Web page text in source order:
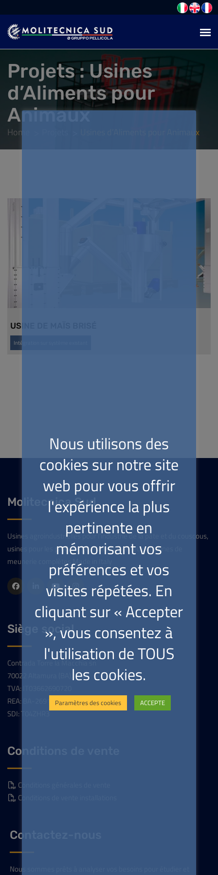
Projets :Usines
d’Aliments pour
Animaux
Home Usines d’Aliments pour Animaux
USINE DE MAÏS BRISÉ
Intégration sur système existant
Molitecnica Sud
Usines agroindustrielles pour l’industrie de la pâte et du couscous,
usines pour les produits granulaires/farineux et usines de
meunerie complètes Made in Italy
Siège social
Contrada Torre la Macchia sn
70022 Altamura (BA), Italie
TVA: IT03662690720
REA: BA-269154
SDI: T04ZHR3
Conditions de vente
Conditions générales de vente
Conditions de vente installations
Contactez-nous
Nous sommes prêts à analyser vos besoins pour étudier et
Nous utilisons des
cookies sur notre site
web pour vous offrir
l'expérience la plus
pertinente en
mémorisant vos
préférences et vos
visites répétées. En
cliquant sur « Accepter
», vous consentez à
l'utilisation de TOUS
les cookies.
Paramètres des cookies ACCEPTE